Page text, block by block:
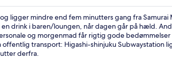
ligger mindre end fem minutters gang fra Samurai
drink i baren/loungen, når dagen går på hæld.
og morgenmad får rigtig gode bedømmelser
transport: Higashi-shinjuku Subwaystation
derfra.